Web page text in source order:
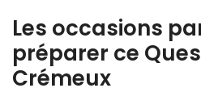
Les occasions
préparer ce
Crémeux